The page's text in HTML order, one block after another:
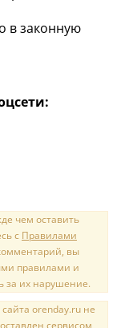
в законную
чем оставить
с Правилами
вы
правилами и
за их нарушение.
orenday.ru не